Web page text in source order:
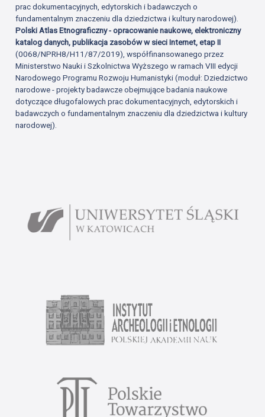
prac dokumentacyjnych, edytorskich i badawczych o
fundamentalnym znaczeniu dla dziedzictwa i kultury narodowej).
Polski Atlas Etnograficzny - opracowanie naukowe, elektroniczny
katalog danych, publikacja zasobów w sieci Internet, etap II
(0068/NPRH8/H11/87/2019), współfinansowanego przez
Ministerstwo Nauki i Szkolnictwa Wyższego w ramach VIII edycji
Narodowego Programu Rozwoju Humanistyki (moduł: Dziedzictwo
narodowe - projekty badawcze obejmujące badania naukowe
dotyczące długofalowych prac dokumentacyjnych, edytorskich i
badawczych o fundamentalnym znaczeniu dla dziedzictwa i kultury
narodowej).